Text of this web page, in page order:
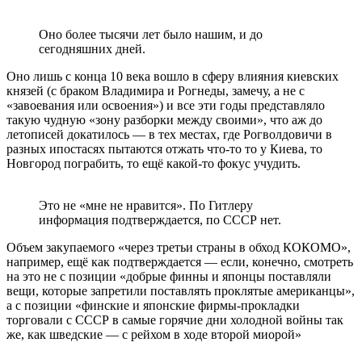
Оно более тысячи лет было нашим, и до
сегодняшних дней.
Оно лишь с конца 10 века вошло в сферу влияния киевских
князей (с браком Владимира и Рогнеды, замечу, а не с
«завоевания или освоения») и все эти годы представляло
такую чудную «зону разборки между своими», что аж до
летописей докатилось — в тех местах, где Рогволдовичи в
разных ипостасях пытаются отжать что-то то у Киева, то
Новгород пограбить, то ещё какой-то фокус учудить.
Это не «мне не нравится». По Гитлеру
информация подтверждается, по СССР нет.
Объем закупаемого «через третьи страны в обход КОКОМО»,
например, ещё как подтверждается — если, конечно, смотреть
на это не с позиции «добрые финны и японцы поставляли
вещи, которые запретили поставлять проклятые американцы»,
а с позиции «финские и японские фирмы-прокладки
торговали с СССР в самые горячие дни холодной войны так
же, как шведские — с рейхом в ходе второй миорой»